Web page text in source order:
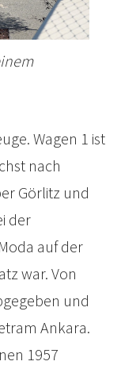
Wagen 1 ist
nach
Görlitz und
der
auf der
war. Von
und
Ankara.
1957